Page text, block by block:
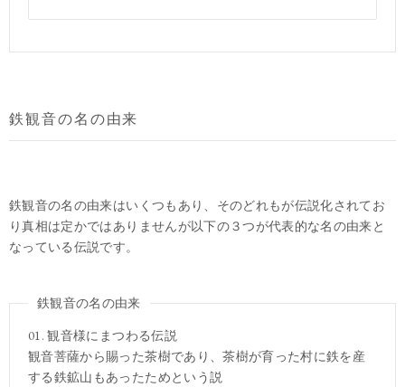
鉄観音の名の由来
鉄観音の名の由来はいくつもあり、そのどれもが伝説化されてお
り真相は定かではありませんが以下の３つが代表的な名の由来と
なっている伝説です。
鉄観音の名の由来
01. 観音様にまつわる伝説
観音菩薩から賜った茶樹であり、茶樹が育った村に鉄を産
する鉄鉱山もあったためという説